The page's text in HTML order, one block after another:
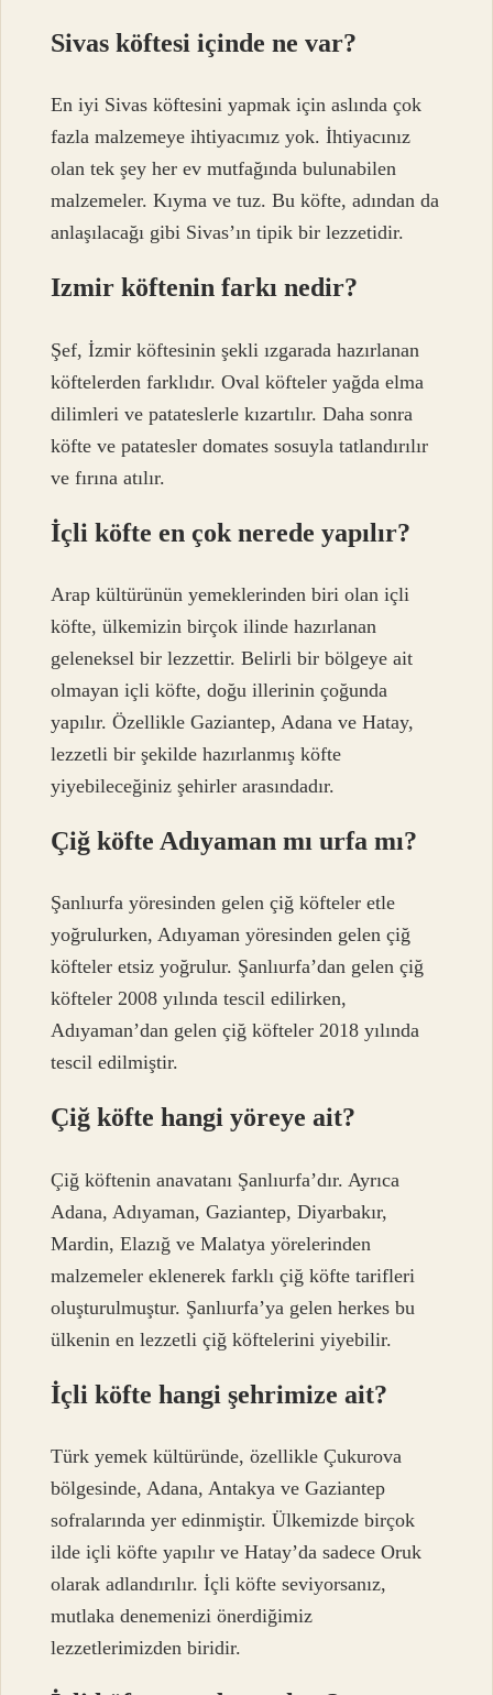
Sivas köftesi içinde ne var?
En iyi Sivas köftesini yapmak için aslında çok
fazla malzemeye ihtiyacımız yok. İhtiyacınız
olan tek şey her ev mutfağında bulunabilen
malzemeler. Kıyma ve tuz. Bu köfte, adından da
anlaşılacağı gibi Sivas’ın tipik bir lezzetidir.
Izmir köftenin farkı nedir?
Şef, İzmir köftesinin şekli ızgarada hazırlanan
köftelerden farklıdır. Oval köfteler yağda elma
dilimleri ve patateslerle kızartılır. Daha sonra
köfte ve patatesler domates sosuyla tatlandırılır
ve fırına atılır.
İçli köfte en çok nerede yapılır?
Arap kültürünün yemeklerinden biri olan içli
köfte, ülkemizin birçok ilinde hazırlanan
geleneksel bir lezzettir. Belirli bir bölgeye ait
olmayan içli köfte, doğu illerinin çoğunda
yapılır. Özellikle Gaziantep, Adana ve Hatay,
lezzetli bir şekilde hazırlanmış köfte
yiyebileceğiniz şehirler arasındadır.
Çiğ köfte Adıyaman mı urfa mı?
Şanlıurfa yöresinden gelen çiğ köfteler etle
yoğrulurken, Adıyaman yöresinden gelen çiğ
köfteler etsiz yoğrulur. Şanlıurfa’dan gelen çiğ
köfteler 2008 yılında tescil edilirken,
Adıyaman’dan gelen çiğ köfteler 2018 yılında
tescil edilmiştir.
Çiğ köfte hangi yöreye ait?
Çiğ köftenin anavatanı Şanlıurfa’dır. Ayrıca
Adana, Adıyaman, Gaziantep, Diyarbakır,
Mardin, Elazığ ve Malatya yörelerinden
malzemeler eklenerek farklı çiğ köfte tarifleri
oluşturulmuştur. Şanlıurfa’ya gelen herkes bu
ülkenin en lezzetli çiğ köftelerini yiyebilir.
İçli köfte hangi şehrimize ait?
Türk yemek kültüründe, özellikle Çukurova
bölgesinde, Adana, Antakya ve Gaziantep
sofralarında yer edinmiştir. Ülkemizde birçok
ilde içli köfte yapılır ve Hatay’da sadece Oruk
olarak adlandırılır. İçli köfte seviyorsanız,
mutlaka denemenizi önerdiğimiz
lezzetlerimizden biridir.